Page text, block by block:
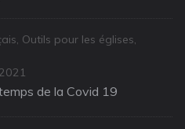
, Outils pour les églises,
temps de la Covid 19